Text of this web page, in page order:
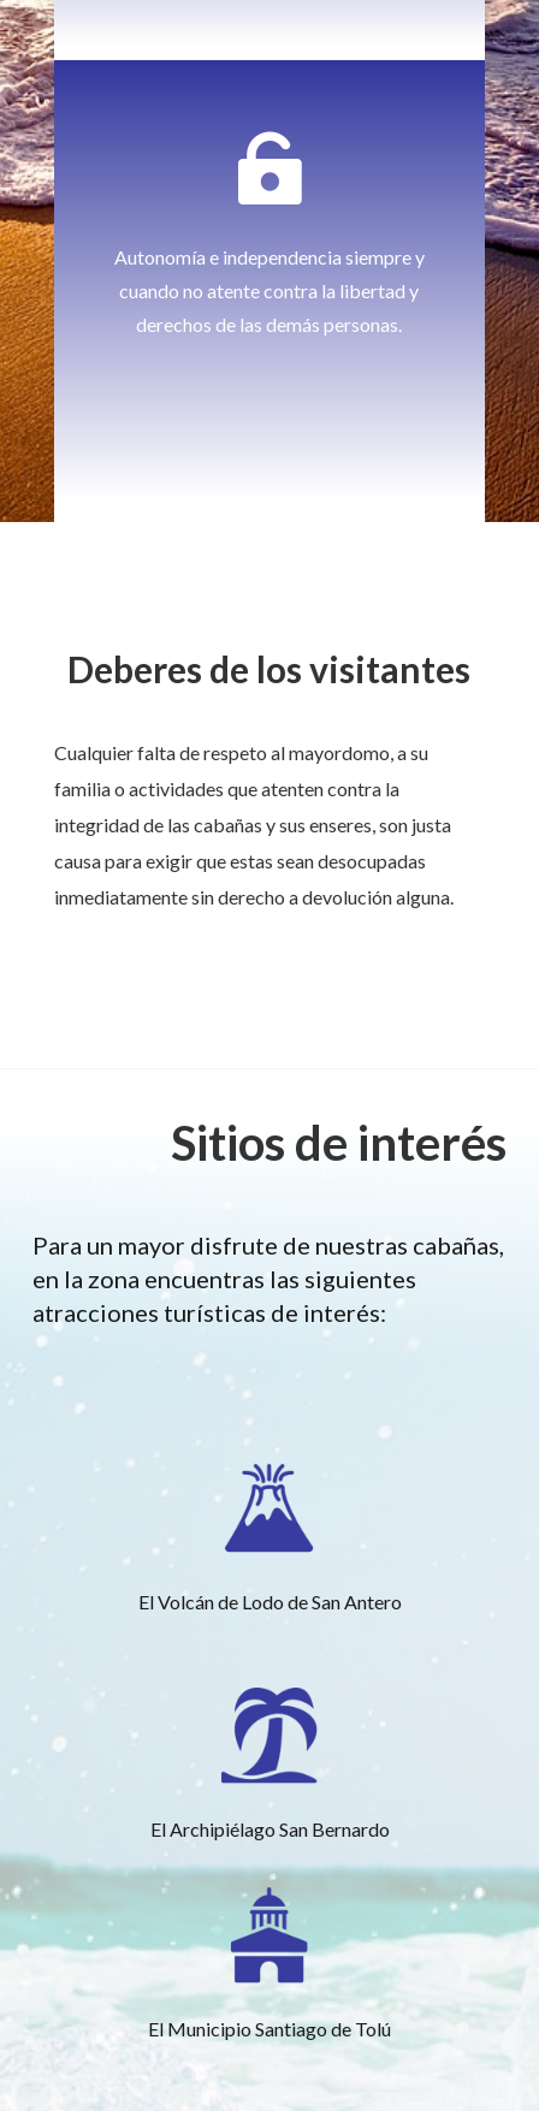

Autonomía e independencia siempre y
cuando no atente contra la libertad y
derechos de las demás personas.
Deberes de los visitantes
Cualquier falta de respeto al mayordomo, a su
familia o actividades que atenten contra la
integridad de las cabañas y sus enseres, son justa
causa para exigir que estas sean desocupadas
inmediatamente sin derecho a devolución alguna.
Sitios de interés
Para un mayor disfrute de nuestras cabañas,
en la zona encuentras las siguientes
atracciones turísticas de interés:
El Volcán de Lodo de San Antero
El Archipiélago San Bernardo
El Municipio Santiago de Tolú